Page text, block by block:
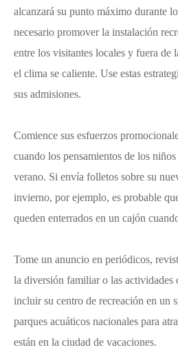
alcanzará su punto máximo durante
necesario promover la instalación
entre los visitantes locales y fuera de
el clima se caliente. Use estas
sus admisiones.
Comience sus esfuerzos
cuando los pensamientos de los
verano. Si envía folletos sobre su
invierno, por ejemplo, es probable
queden enterrados en un cajón
Tome un anuncio en periódicos,
la diversión familiar o las actividades
incluir su centro de recreación en un
parques acuáticos nacionales para
están en la ciudad de vacaciones.